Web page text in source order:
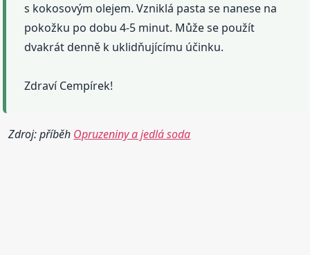
s kokosovým olejem. Vzniklá pasta se nanese na
pokožku po dobu 4-5 minut. Může se použít
dvakrát denně k uklidňujícímu účinku.
Zdraví Cempírek!
Zdroj: příběh Opruzeniny a jedlá soda